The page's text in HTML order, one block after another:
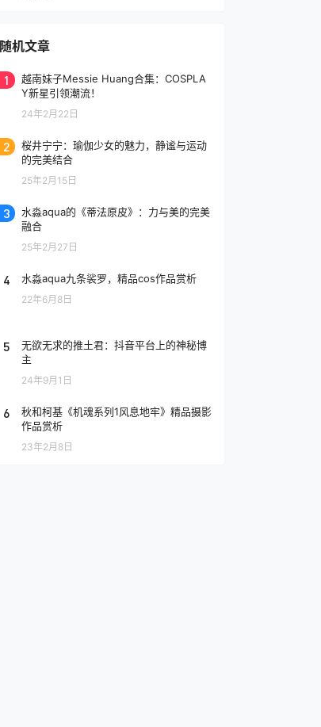
随机文章
1
越南妹子Messie Huang合集：COSPLA
Y新星引领潮流！
24年2月22日
2
桜井宁宁：瑜伽少女的魅力，静谧与运动
的完美结合
25年2月15日
3
水淼aqua的《蒂法原皮》：力与美的完美
融合
25年2月27日
4 水淼aqua九条裟罗，精品cos作品赏析
22年6月8日
5
无欲无求的推土君：抖音平台上的神秘博
主
24年9月1日
6
秋和柯基《机魂系列1风息地牢》精品摄影
作品赏析
23年2月8日